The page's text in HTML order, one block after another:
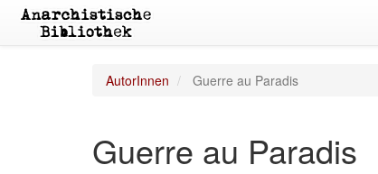
AutorInnen Guerre au Paradis
Guerre au Paradis